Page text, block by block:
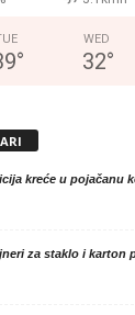
°
WED
32°
kreće u pojačanu
za staklo i karton